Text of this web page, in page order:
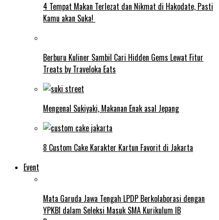
4 Tempat Makan Terlezat dan Nikmat di Hakodate, Pasti
Kamu akan Suka!
Berburu Kuliner Sambil Cari Hidden Gems Lewat Fitur
Treats by Traveloka Eats
Mengenal Sukiyaki, Makanan Enak asal Jepang
8 Custom Cake Karakter Kartun Favorit di Jakarta
Event
Mata Garuda Jawa Tengah LPDP Berkolaborasi dengan
YPKBI dalam Seleksi Masuk SMA Kurikulum IB